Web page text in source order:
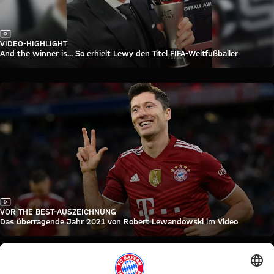
Video
VIDEO-HIGHLIGHT
And the winner is... So erhielt Lewy den Titel FIFA-Weltfußballer
Video
VOR THE BEST-AUSZEICHNUNG
Das überragende Jahr 2021 von Robert Lewandowski im Video